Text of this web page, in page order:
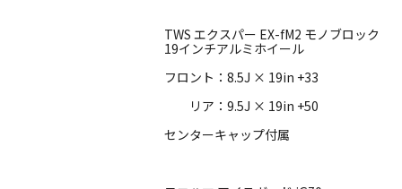
TWS エクスパー EX-fM2 モノブロック
19インチアルミホイール
フロント：8.5J × 19in +33
リア：9.5J × 19in +50
センターキャップ付属